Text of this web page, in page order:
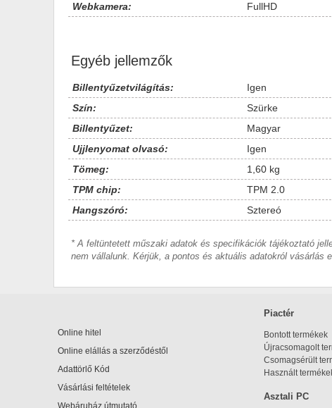
Webkamera:
FullHD
Egyéb jellemzők
Billentyűzetvilágítás:
Igen
Szín:
Szürke
Billentyűzet:
Magyar
Ujjlenyomat olvasó:
Igen
Tömeg:
1,60 kg
TPM chip:
TPM 2.0
Hangszóró:
Sztereó
* A feltüntetett műszaki adatok és specifikációk tájékoztató
nem vállalunk. Kérjük, a pontos és aktuális adatokról vásárlás
Online hitel
Online elállás a szerződéstől
Adattörlő Kód
Vásárlási feltételek
Webáruház útmutató
Piactér
Bontott termékek
Újracsomagolt
Csomagsérült
Használt
Asztali PC